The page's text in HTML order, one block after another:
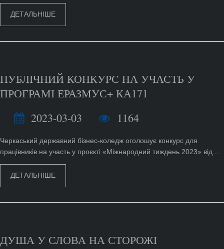
ДЕТАЛЬНІШЕ
ПУБЛІЧНИЙ КОНКУРС НА УЧАСТЬ У
ПРОГРАМІ ЕРАЗМУС+ КА171
2023-03-03
1164
Черкаський державний бізнес-коледж оголошує конкурс для
працівників на участь у проєкті «Міжнародний тиждень 2023» від ...
ДЕТАЛЬНІШЕ
ДУША У СЛОВА НА СТОРОЖІ